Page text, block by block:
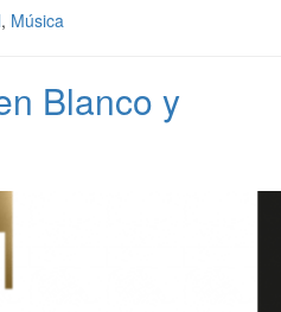
, Música
Blanco y